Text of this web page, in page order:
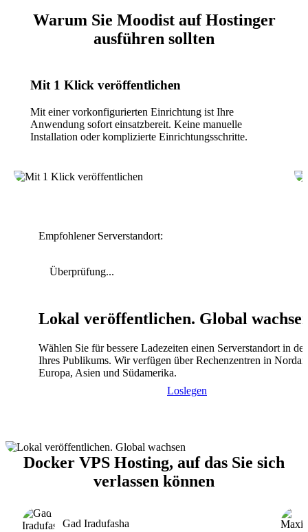
Warum Sie Moodist auf Hostinger
ausführen sollten
Mit 1 Klick veröffentlichen
Mit einer vorkonfigurierten Einrichtung ist Ihre
Anwendung sofort einsatzbereit. Keine manuelle
Installation oder komplizierte Einrichtungsschritte.
Empfohlener Serverstandort:
Überprüfung...
Lokal veröffentlichen. Global
Wählen Sie für bessere Ladezeiten einen Serverstandort in
Ihres Publikums. Wir verfügen über Rechenzentren in
Europa, Asien und Südamerika.
Loslegen
Docker VPS Hosting, auf das Sie sich
verlassen können
Gad Iradufasha